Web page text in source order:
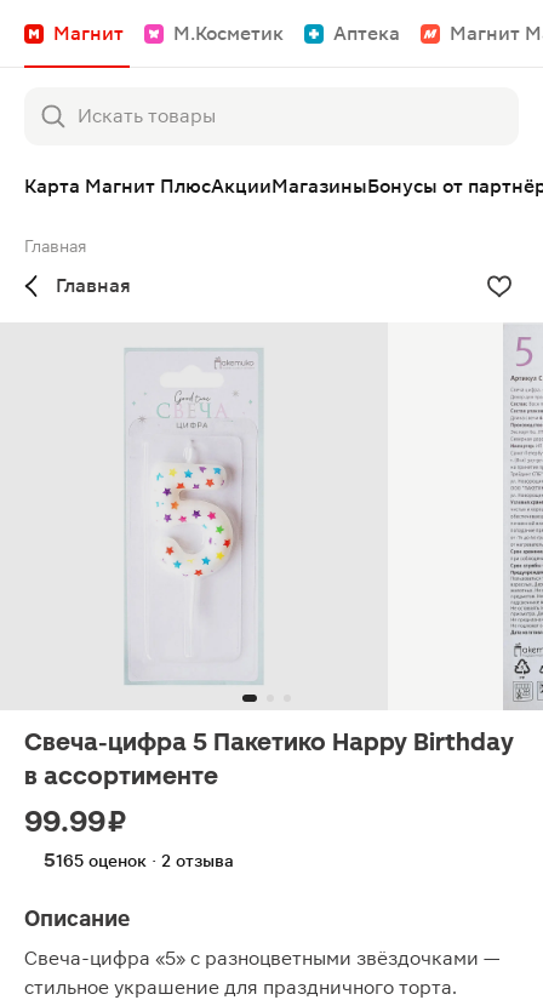
Магнит М.Косметик Аптека Магнит
Карта Магнит ПлюсАкцииМагазиныБонусы от
Главная
Главная
Свеча-цифра 5 Пакетико Happy Birthday
в ассортименте
99.99 ₽
5165 оценок · 2 отзыва
Описание
Свеча-цифра «5» с разноцветными звёздочками —
стильное украшение для праздничного торта.